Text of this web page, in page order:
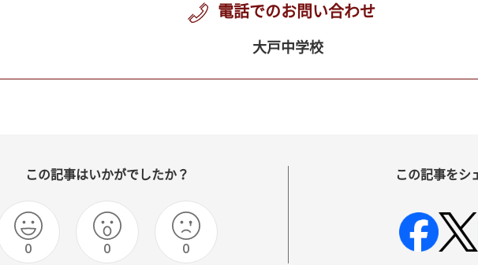
電話でのお問い合わせ
大戸中学校
この記事はいかがでしたか？
0 0 0
この記事をシ